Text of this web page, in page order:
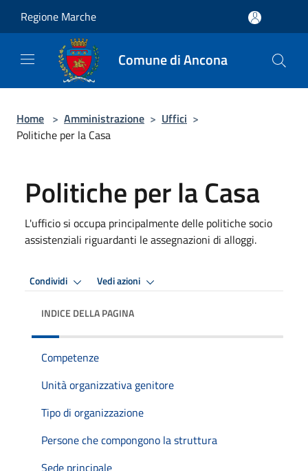
Regione Marche
Comune di Ancona
Home > Amministrazione > Uffici >
Politiche per la Casa
Politiche per la Casa
L'ufficio si occupa principalmente delle politiche socio
assistenziali riguardanti le assegnazioni di alloggi.
Condividi Vedi azioni
INDICE DELLA PAGINA
Competenze
Unità organizzativa genitore
Tipo di organizzazione
Persone che compongono la struttura
Sede principale